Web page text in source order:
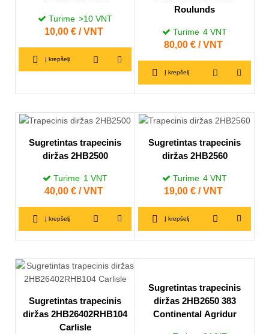
Turime >10 VNT
Kaina
10,00 € / VNT
Į krepšelį
Roulunds
Turime 4 VNT
Kaina
80,00 € / VNT
Į krepšelį
Sugretintas trapecinis
diržas 2HB2500
Turime 1 VNT
Kaina
40,00 € / VNT
Į krepšelį
Sugretintas trapecinis
diržas 2HB2560
Turime 4 VNT
Kaina
19,00 € / VNT
Į krepšelį
Sugretintas trapecinis
diržas 2HB26402RHB104
Carlisle
Sugretintas trapecinis
diržas 2HB2650 383
Continental Agridur